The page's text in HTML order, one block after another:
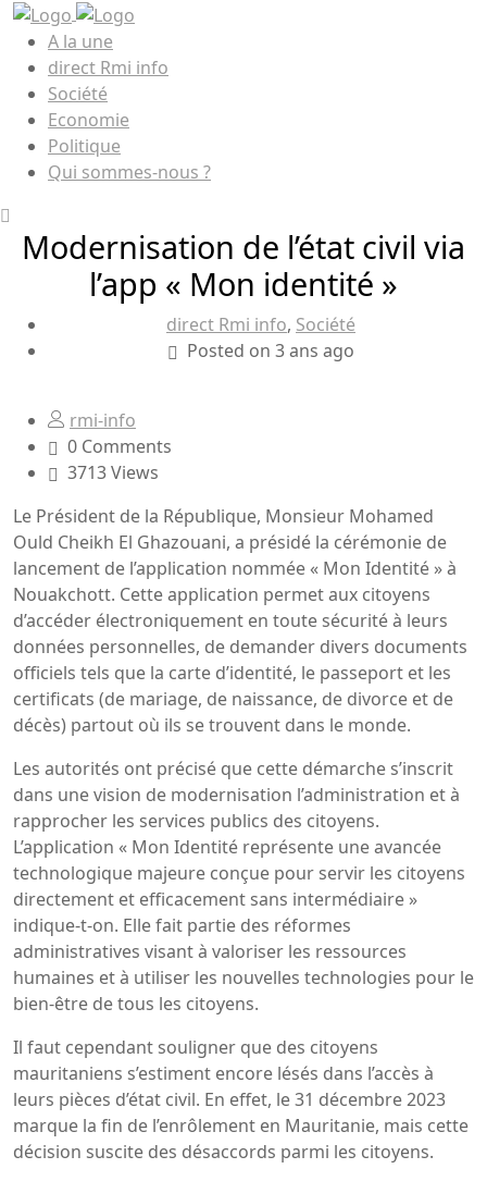
A la une
direct Rmi info
Société
Economie
Politique
Qui sommes-nous ?
Modernisation de l’état civil via
l’app « Mon identité »
direct Rmi info, Société
Posted on 3 ans ago
rmi-info
0 Comments
3713 Views
Le Président de la République, Monsieur Mohamed
Ould Cheikh El Ghazouani, a présidé la cérémonie de
lancement de l’application nommée « Mon Identité » à
Nouakchott. Cette application permet aux citoyens
d’accéder électroniquement en toute sécurité à leurs
données personnelles, de demander divers documents
officiels tels que la carte d’identité, le passeport et les
certificats (de mariage, de naissance, de divorce et de
décès) partout où ils se trouvent dans le monde.
Les autorités ont précisé que cette démarche s’inscrit
dans une vision de modernisation l’administration et à
rapprocher les services publics des citoyens.
L’application « Mon Identité représente une avancée
technologique majeure conçue pour servir les citoyens
directement et efficacement sans intermédiaire »
indique-t-on. Elle fait partie des réformes
administratives visant à valoriser les ressources
humaines et à utiliser les nouvelles technologies pour le
bien-être de tous les citoyens.
Il faut cependant souligner que des citoyens
mauritaniens s’estiment encore lésés dans l’accès à
leurs pièces d’état civil. En effet, le 31 décembre 2023
marque la fin de l’enrôlement en Mauritanie, mais cette
décision suscite des désaccords parmi les citoyens.